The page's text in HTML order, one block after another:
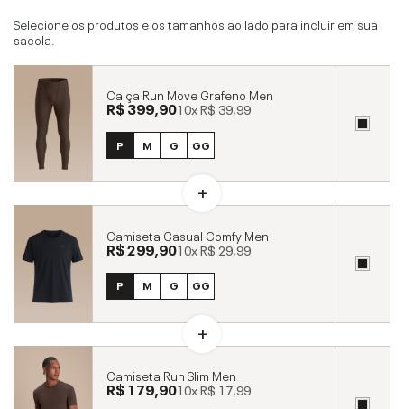
Selecione os produtos e os tamanhos ao lado para incluir em sua
sacola.
Calça Run Move Grafeno Men
R$ 399,9010xR$ 39,99
P M G GG
Camiseta Casual Comfy Men
R$ 299,9010xR$ 29,99
P M G GG
Camiseta Run Slim Men
R$ 179,9010xR$ 17,99